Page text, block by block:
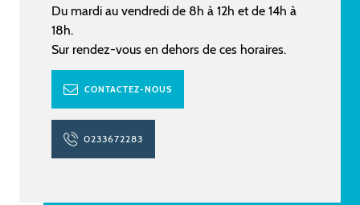
Du mardi au vendredi de 8h à 12h et de 14h à
18h.
Sur rendez-vous en dehors de ces horaires.
CONTACTEZ-NOUS
0233672283